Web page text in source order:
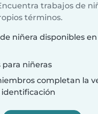
trabajos de
términos.
niñera disponibles en
para niñeras
completan la